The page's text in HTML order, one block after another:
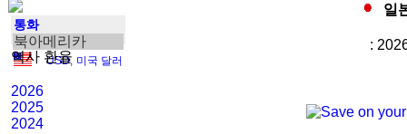
통화
북아메리카
USD, 미국 달러
역사 환율
2026
2025
2024
일
: